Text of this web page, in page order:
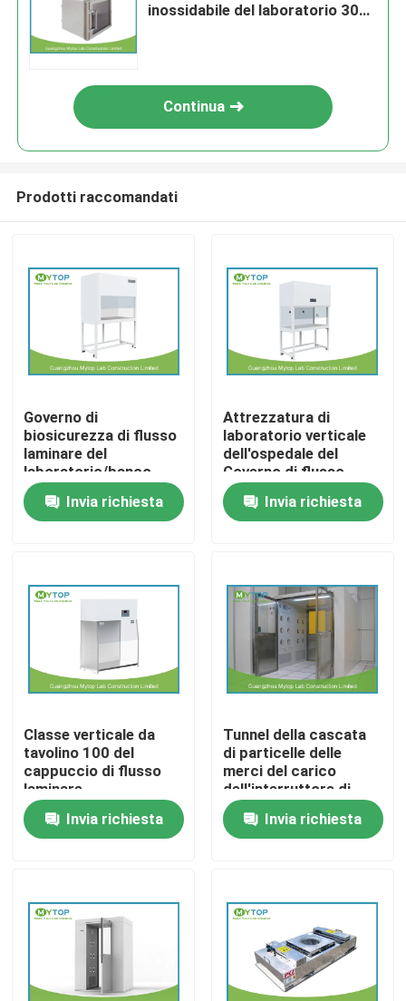
Casa
Circa noi
Giro della fabbrica
Mobilia moderna del laboratorio
Mobilia del laboratorio dell'università
Mobilia del laboratorio di scienza
Mobilia del laboratorio del metallo
inossidabile del laboratorio 304
Continua
Prodotti raccomandati
Governo di
biosicurezza di flusso
laminare del
laboratorio/banco
flusso laminare per
stanza pulitaInvia richiesta
Attrezzatura di
laboratorio verticale
dell'ospedale del
Governo di flusso
laminare con la
finestra di vetro
laterale
Invia richiesta
Classe verticale da
tavolino 100 del
cappuccio di flusso
laminare
dell'attrezzatura di
laboratorio della
stanza pulita
Invia richiesta
Tunnel della cascata
di particelle delle
merci del carico
dell'interruttore di
sicurezza elettrico
con le doppie porte
per il locale senza
Invia richiesta